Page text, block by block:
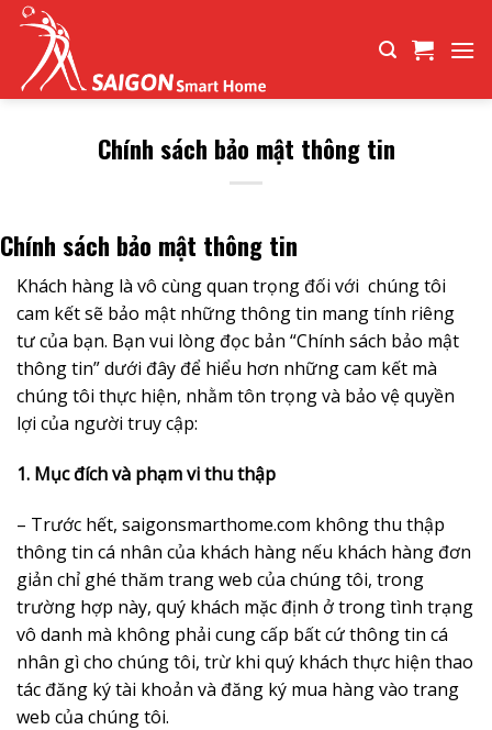
dung
Chính sách bảo mật thông tin
Chính sách bảo mật thông tin
Khách hàng là vô cùng quan trọng đối với chúng tôi
cam kết sẽ bảo mật những thông tin mang tính riêng
tư của bạn. Bạn vui lòng đọc bản “Chính sách bảo mật
thông tin” dưới đây để hiểu hơn những cam kết mà
chúng tôi thực hiện, nhằm tôn trọng và bảo vệ quyền
lợi của người truy cập:
1. Mục đích và phạm vi thu thập
– Trước hết, saigonsmarthome.com không thu thập
thông tin cá nhân của khách hàng nếu khách hàng đơn
giản chỉ ghé thăm trang web của chúng tôi, trong
trường hợp này, quý khách mặc định ở trong tình trạng
vô danh mà không phải cung cấp bất cứ thông tin cá
nhân gì cho chúng tôi, trừ khi quý khách thực hiện thao
tác đăng ký tài khoản và đăng ký mua hàng vào trang
web của chúng tôi.